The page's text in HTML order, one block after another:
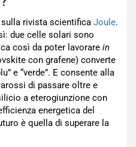
rivista scientifica Joule.
due celle solari sono
così da poter lavorare in
con grafene) converte
e “verde”. E consente alla
di passare oltre e
a eterogiunzione con
energetica del
è quella di superare la